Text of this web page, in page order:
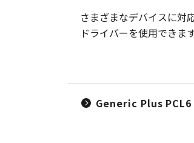
さまざまなデバイスに対
ドライバーを使用できます
Generic Plus